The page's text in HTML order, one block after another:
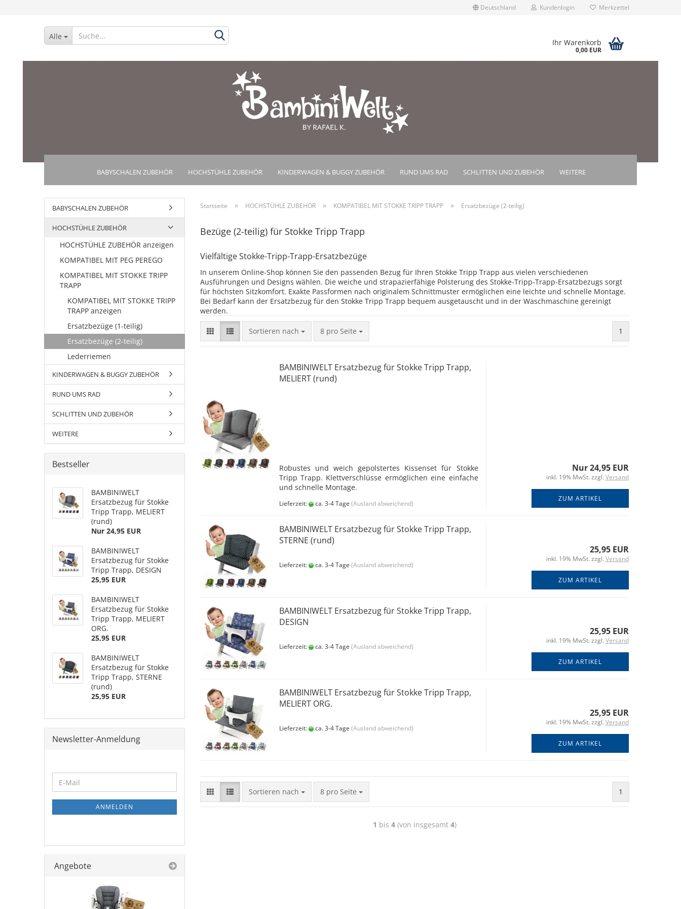
Deutschland Kundenlogin Merkzettel
Alle
Ihr Warenkorb
0,00 EUR
BABYSCHALEN ZUBEHÖR HOCHSTÜHLE ZUBEHÖR KINDERWAGEN & BUGGY ZUBEHÖR RUND UMS RAD SCHLITTEN UND ZUBEHÖR WEITERE
Startseite » HOCHSTÜHLE ZUBEHÖR » KOMPATIBEL MIT STOKKE TRIPP TRAPP » Ersatzbezüge (2-teilig)
Bezüge (2-teilig) für Stokke Tripp Trapp
Vielfältige Stokke-Tripp-Trapp-Ersatzbezüge
In unserem Online-Shop können Sie den passenden Bezug für Ihren Stokke Tripp Trapp aus vielen verschiedenen
Ausführungen und Designs wählen. Die weiche und strapazierfähige Polsterung des Stokke-Tripp-Trapp-Ersatzbezugs sorgt
für höchsten Sitzkomfort. Exakte Passformen nach originalem Schnittmuster ermöglichen eine leichte und schnelle Montage.
Bei Bedarf kann der Ersatzbezug für den Stokke Tripp Trapp bequem ausgetauscht und in der Waschmaschine gereinigt
werden.
Sortieren nach 8 pro Seite 1
BAMBINIWELT Ersatzbezug für Stokke Tripp Trapp,
MELIERT (rund)
Robustes und weich gepolstertes Kissenset für Stokke
Tripp Trapp. Klettverschlüsse ermöglichen eine einfache
und schnelle Montage.
Lieferzeit: ca. 3-4 Tage (Ausland abweichend)
Nur 24,95 EUR
inkl. 19% MwSt. zzgl. Versand
ZUM ARTIKEL
BAMBINIWELT Ersatzbezug für Stokke Tripp Trapp,
STERNE (rund)
Lieferzeit: ca. 3-4 Tage (Ausland abweichend)
25,95 EUR
inkl. 19% MwSt. zzgl. Versand
ZUM ARTIKEL
BAMBINIWELT Ersatzbezug für Stokke Tripp Trapp,
DESIGN
Lieferzeit: ca. 3-4 Tage (Ausland abweichend)
25,95 EUR
inkl. 19% MwSt. zzgl. Versand
ZUM ARTIKEL
BAMBINIWELT Ersatzbezug für Stokke Tripp Trapp,
MELIERT ORG.
Lieferzeit: ca. 3-4 Tage (Ausland abweichend)
25,95 EUR
inkl. 19% MwSt. zzgl. Versand
ZUM ARTIKEL
Sortieren nach 8 pro Seite 1
1 bis 4(von insgesamt 4)
BABYSCHALEN ZUBEHÖR
HOCHSTÜHLE ZUBEHÖR
HOCHSTÜHLE ZUBEHÖR anzeigen
KOMPATIBEL MIT PEG PEREGO
KOMPATIBEL MIT STOKKE TRIPP
TRAPP
KOMPATIBEL MIT STOKKE TRIPP
TRAPP anzeigen
Ersatzbezüge (1-teilig)
Ersatzbezüge (2-teilig)
Lederriemen
KINDERWAGEN & BUGGY ZUBEHÖR
RUND UMS RAD
SCHLITTEN UND ZUBEHÖR
WEITERE
Bestseller
BAMBINIWELT
Ersatzbezug für Stokke
Tripp Trapp, MELIERT
(rund)
Nur 24,95 EUR
BAMBINIWELT
Ersatzbezug für Stokke
Tripp Trapp, DESIGN
25,95 EUR
BAMBINIWELT
Ersatzbezug für Stokke
Tripp Trapp, MELIERT
ORG.
25,95 EUR
BAMBINIWELT
Ersatzbezug für Stokke
Tripp Trapp, STERNE
(rund)
25,95 EUR
Newsletter-Anmeldung
ANMELDEN
Angebote